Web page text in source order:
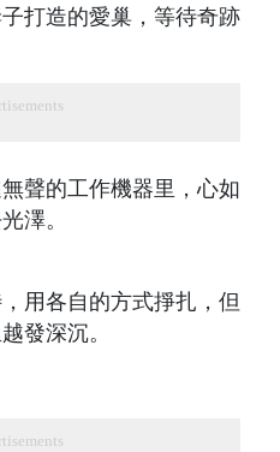
打造的愛巢，等待奇跡
聲的工作機器里，心如
澤。
用各自的方式掙扎，但
發深沉。